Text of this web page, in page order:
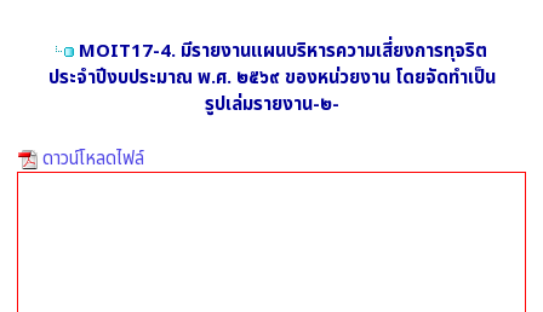
MOIT17-4. มีรายงานแผนบริหารความเสี่ยงการทุจริต
ประจำปีงบประมาณ พ.ศ. ๒๕๖๙ ของหน่วยงาน โดยจัดทำเป็น
รูปเล่มรายงาน-๒-
ดาวน์โหลดไฟล์